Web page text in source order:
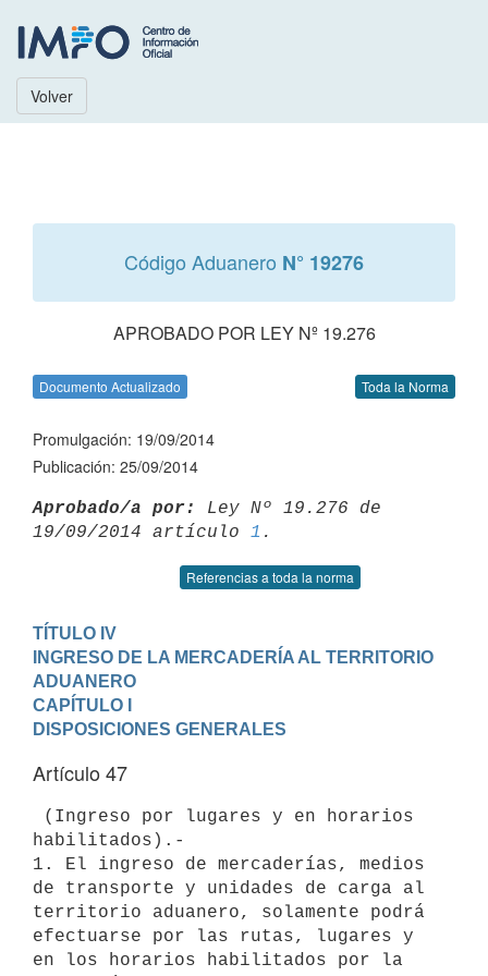
Volver
Código Aduanero N° 19276
APROBADO POR LEY Nº 19.276
Documento Actualizado Toda la Norma
Promulgación: 19/09/2014
Publicación: 25/09/2014
Aprobado/a por:
Ley Nº 19.276 de
19/09/2014 artículo 1
Referencias a toda la norma
TÍTULO IV
INGRESO DE LA MERCADERÍA AL TERRITORIO
ADUANERO
CAPÍTULO I
DISPOSICIONES GENERALES
Artículo 47
habilitados).-
1. El ingreso de mercaderías, medios
de transporte y unidades de carga al
territorio aduanero, solamente podrá
efectuarse por las rutas, lugares y
en los horarios habilitados por la